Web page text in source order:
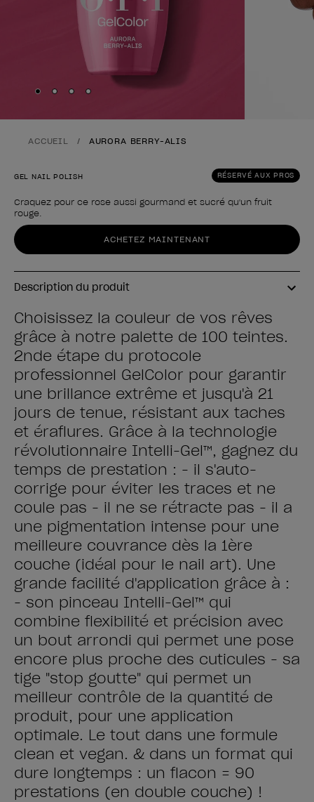
Skip to slide
Skip to slide
Skip to slide
Skip to slide
ACCUEIL AURORA BERRY-ALIS
RÉSERVÉ AUX PROS
GEL NAIL POLISH
Craquez pour ce rose aussi gourmand et sucré qu'un fruit
rouge.
Forme du produit
ACHETEZ MAINTENANT
Description du produit
Choisissez la couleur de vos rêves
grâce à notre palette de 100 teintes.
2nde étape du protocole
professionnel GelColor pour garantir
une brillance extrême et jusqu'à 21
jours de tenue, résistant aux taches
et éraflures. Grâce à la technologie
révolutionnaire Intelli-Gel™, gagnez du
temps de prestation : - il s'auto-
corrige pour éviter les traces et ne
coule pas - il ne se rétracte pas - il a
une pigmentation intense pour une
meilleure couvrance dès la 1ère
couche (idéal pour le nail art). Une
grande facilité d'application grâce à :
- son pinceau Intelli-Gel™ qui
combine flexibilité et précision avec
un bout arrondi qui permet une pose
encore plus proche des cuticules - sa
tige "stop goutte" qui permet un
meilleur contrôle de la quantité de
produit, pour une application
optimale. Le tout dans une formule
clean et vegan. & dans un format qui
dure longtemps : un flacon = 90
prestations (en double couche) !